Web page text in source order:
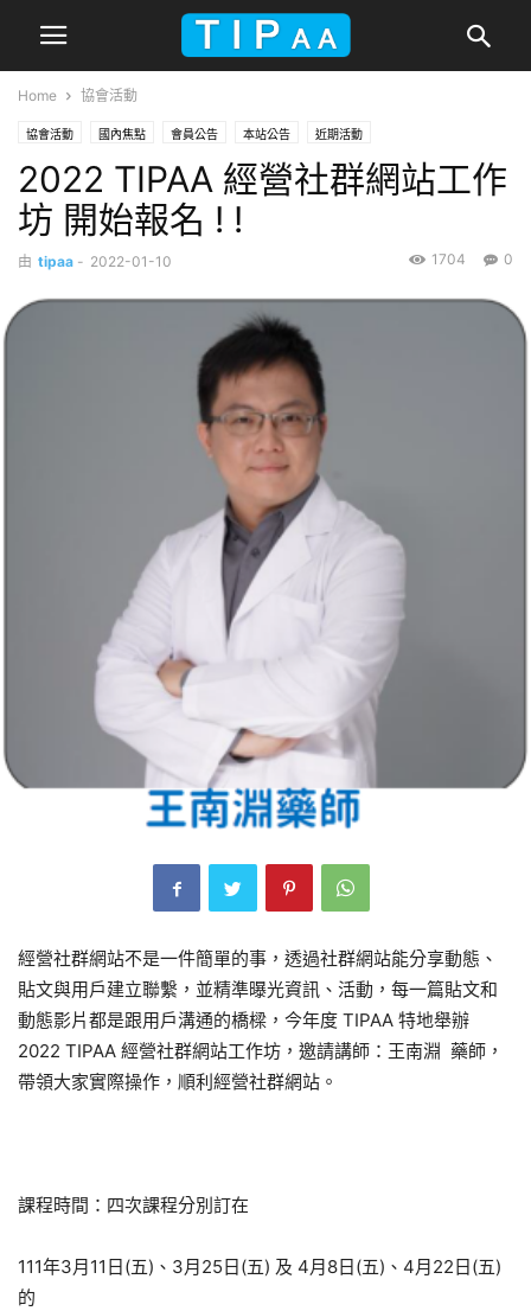
Home 協會活動
協會活動 國內焦點 會員公告 本站公告 近期活動
2022 TIPAA 經營社群網站工作
坊 開始報名 ! !
由 tipaa - 2022-01-10 0
1704
經營社群網站不是一件簡單的事，透過社群網站能分享動態、
貼文與用戶建立聯繫，並精準曝光資訊、活動，每一篇貼文和
動態影片都是跟用戶溝通的橋樑，今年度 TIPAA 特地舉辦
2022 TIPAA 經營社群網站工作坊，邀請講師：王南淵 藥師，
帶領大家實際操作，順利經營社群網站。
課程時間：四次課程分別訂在
111年3月11日(五)、3月25日(五) 及 4月8日(五)、4月22日(五)
的